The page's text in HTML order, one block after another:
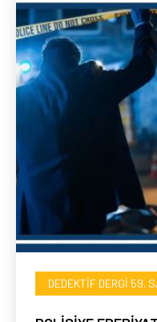
DEDEKTIF DERGI 59.